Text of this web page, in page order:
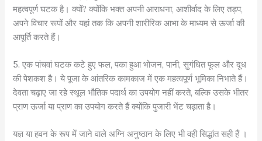
महत्वपूर्ण घटक है। क्यों? क्योंकि भक्त अपनी आराधना, आशीर्वाद के लिए तड़प,
अपने विचार रूपों और यहां तक ​​कि अपनी शारीरिक आभा के माध्यम से ऊर्जा की
आपूर्ति करते हैं।
5. एक पांचवां घटक कटे हुए फल, पका हुआ भोजन, पानी, सुगंधित फूल और दूध
की पेशकश है। ये पूजा के आंतरिक कामकाज में एक महत्वपूर्ण भूमिका निभाते हैं।
देवता चढ़ाए जा रहे स्थूल भौतिक पदार्थ का उपयोग नहीं करते, बल्कि उसके भीतर
प्राण ऊर्जा या प्राण का उपयोग करते हैं क्योंकि पुजारी भेंट चढ़ाता है।
यज्ञ या हवन के रूप में जाने वाले अग्नि अनुष्ठान के लिए भी वही सिद्धांत सही हैं ।